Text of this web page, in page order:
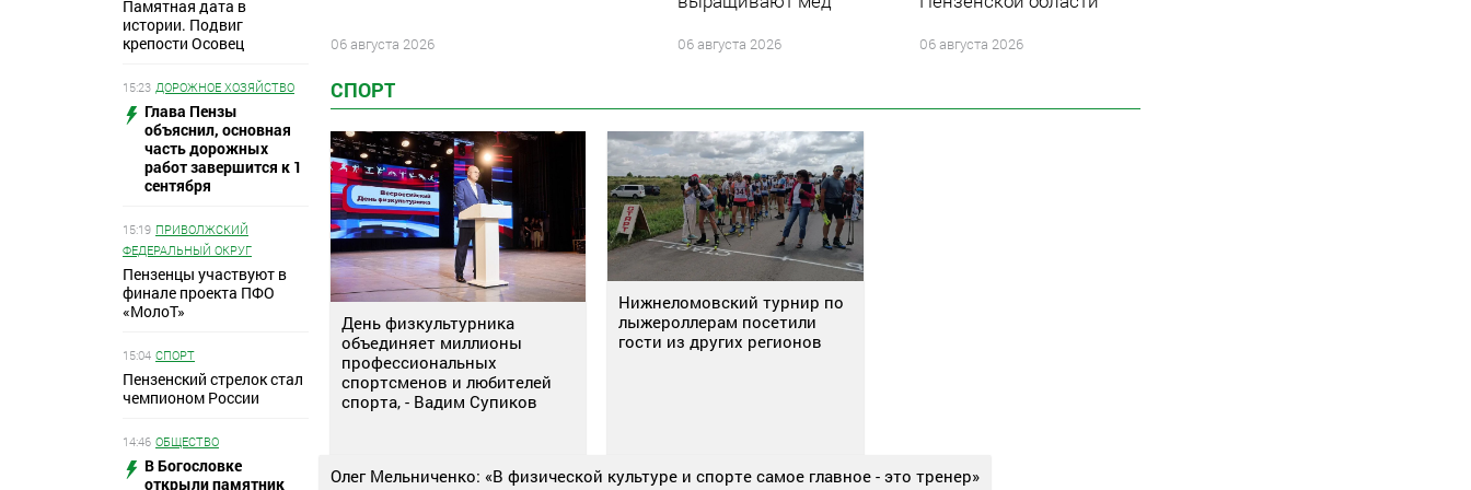
Памятная дата в
истории. Подвиг
крепости Осовец
15:23 ДОРОЖНОЕ ХОЗЯЙСТВО
Глава Пензы
объяснил, основная
часть дорожных
работ завершится к 1
сентября
15:19 ПРИВОЛЖСКИЙ
ФЕДЕРАЛЬНЫЙ ОКРУГ
Пензенцы участвуют в
финале проекта ПФО
«МолоТ»
15:04 СПОРТ
Пензенский стрелок стал
чемпионом России
14:46 ОБЩЕСТВО
В Богословке
открыли памятник
06 августа 2026 06 августа 2026 06 августа 2026
СПОРТ
День физкультурника
объединяет миллионы
профессиональных
спортсменов и любителей
спорта, - Вадим Супиков
Нижнеломовский турнир по
лыжероллерам посетили
гости из других регионов
Олег Мельниченко: «В физической культуре и спорте самое главное - это тренер»